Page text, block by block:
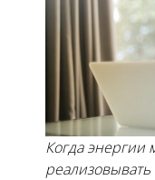
Когда энергии